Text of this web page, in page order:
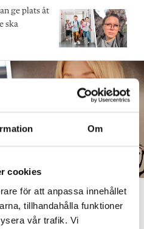
Om
cookies
för att anpassa innehållet
tillhandahålla funktioner
vår trafik. Vi
ge plats åt
ska
är inte elakt”
Att vara schysst är inte alltid